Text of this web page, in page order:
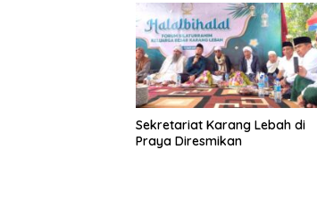
Sekretariat Karang Lebah di
Praya Diresmikan